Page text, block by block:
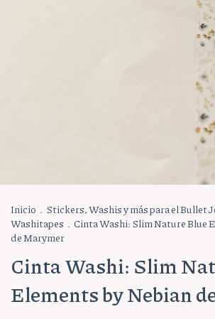
Inicio . Stickers, Washis y más para el Bullet
Washitapes . Cinta Washi: Slim Nature Blue
de Marymer
Cinta Washi: Slim
Elements by Nebian